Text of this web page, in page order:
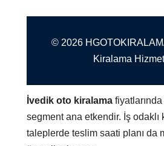
© 2026
Kiralama
İvedik oto kiralama
segment ana etkendir. İş odaklı
taleplerde teslim saati planı da